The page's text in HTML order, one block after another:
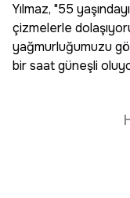
Yılmaz, "55
çizmelerle
yağmurluğumuzu
bir saat güneşli